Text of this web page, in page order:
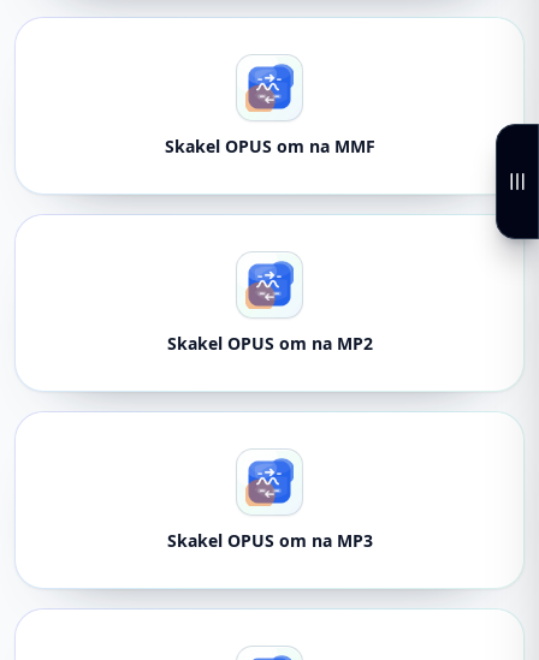
Skakel OPUS om na MMF
Skakel OPUS om na MP2
Skakel OPUS om na MP3